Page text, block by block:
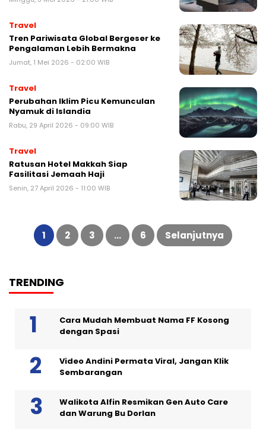
Travel
Tren Pariwisata Global Bergeser ke
Pengalaman Lebih Bermakna
Jumat, 1 Mei 2026 - 02:00 WIB
Travel
Perubahan Iklim Picu Kemunculan
Nyamuk di Islandia
Rabu, 29 April 2026 - 09:00 WIB
Travel
Ratusan Hotel Makkah Siap
Fasilitasi Jemaah Haji
Senin, 27 April 2026 - 11:00 WIB
Paginasi
pos
1 2 3 … 6 Selanjutnya
TRENDING
Cara Mudah Membuat Nama FF Kosong
dengan Spasi
Video Andini Permata Viral, Jangan Klik
Sembarangan
Walikota Alfin Resmikan Gen Auto Care
dan Warung Bu Dorlan